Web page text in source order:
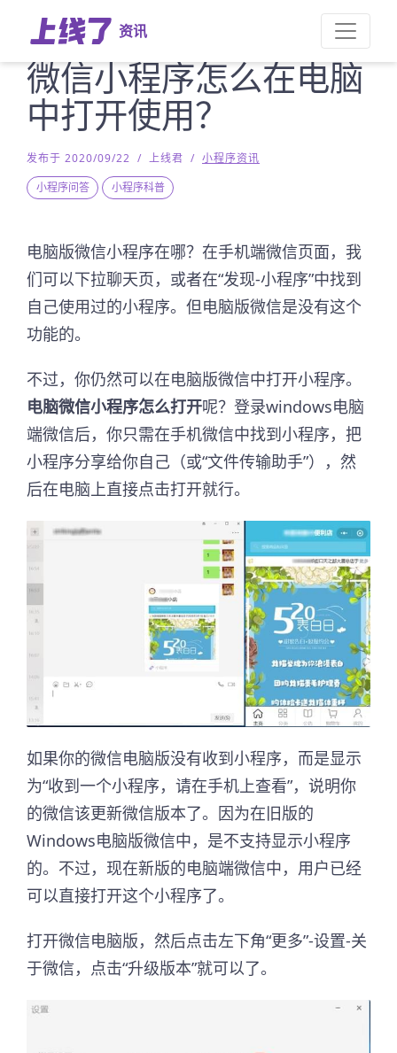
资讯
微信小程序怎么在电脑
中打开使用？
发布于 2020/09/22 / 上线君 / 小程序资讯
小程序问答
小程序科普
电脑版微信小程序在哪？在手机端微信页面，我
们可以下拉聊天页，或者在“发现-小程序”中找到
自己使用过的小程序。但电脑版微信是没有这个
功能的。
不过，你仍然可以在电脑版微信中打开小程序。
电脑微信小程序怎么打开呢？登录windows电脑
端微信后，你只需在手机微信中找到小程序，把
小程序分享给你自己（或“文件传输助手”），然
后在电脑上直接点击打开就行。
如果你的微信电脑版没有收到小程序，而是显示
为“收到一个小程序，请在手机上查看”，说明你
的微信该更新微信版本了。因为在旧版的
Windows电脑版微信中，是不支持显示小程序
的。不过，现在新版的电脑端微信中，用户已经
可以直接打开这个小程序了。
打开微信电脑版，然后点击左下角“更多”-设置-关
于微信，点击“升级版本”就可以了。